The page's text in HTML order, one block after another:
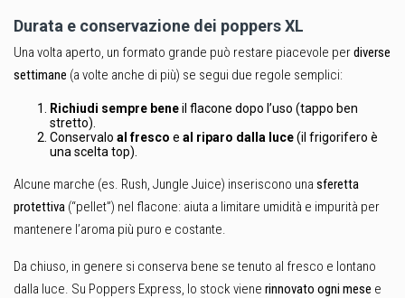
Durata e conservazione dei poppers XL
Una volta aperto, un formato grande può restare piacevole perdiverse
settimane (a volte anche di più) se segui due regole semplici:
Richiudi sempre beneil flacone dopo l’uso (tappo ben
stretto).
Conservalo al fresco e al riparo dalla luce(il frigorifero è
una scelta top).
Alcune marche (es. Rush, Jungle Juice) inseriscono una sferetta
protettiva (“pellet”) nel flacone: aiuta a limitare umidità e impurità per
mantenere l’aroma più puro e costante.
Da chiuso, in genere si conserva bene se tenuto al fresco e lontano
dalla luce. Su Poppers Express, lo stock viene rinnovato ogni mese e